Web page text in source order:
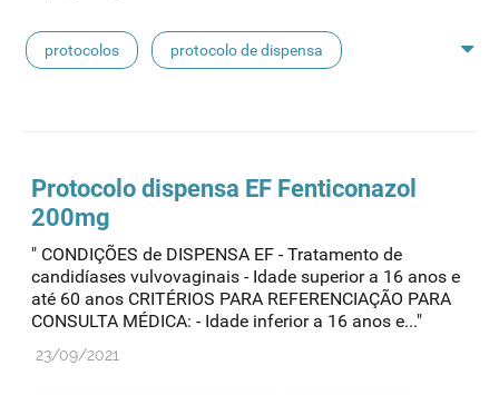
protocolos protocolo de dispensa
Protocolo dispensa EF Fenticonazol
200mg
" CONDIÇÕES de DISPENSA EF - Tratamento de
candidíases vulvovaginais - Idade superior a 16 anos e
até 60 anos CRITÉRIOS PARA REFERENCIAÇÃO PARA
CONSULTA MÉDICA: - Idade inferior a 16 anos e..."
23/09/2021